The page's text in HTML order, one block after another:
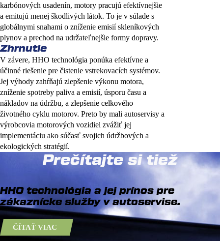
karbónových usadenín, motory pracujú efektívnejšie
a emitujú menej škodlivých látok. To je v súlade s
globálnymi snahami o zníženie emisií skleníkových
plynov a prechod na udržateľnejšie formy dopravy.
Zhrnutie
V závere, HHO technológia ponúka efektívne a
účinné riešenie pre čistenie vstrekovacích systémov.
Jej výhody zahŕňajú zlepšenie výkonu motora,
zníženie spotreby paliva a emisií, úsporu času a
nákladov na údržbu, a zlepšenie celkového
životného cyklu motorov. Preto by mali autoservisy a
výrobcovia motorových vozidiel zvážiť jej
implementáciu ako súčasť svojich údržbových a
ekologických stratégií.
Prečítajte si tiež
HHO technológia a jej prínos pre
zákaznícke služby v autoservise.
ČÍTAŤ VIAC